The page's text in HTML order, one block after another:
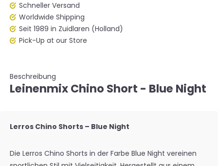
Schneller Versand
Worldwide Shipping
Seit 1989 in Zuidlaren (Holland)
Pick-Up at our Store
Beschreibung
Leinenmix Chino Short - Blue Night
Lerros Chino Shorts – Blue Night
Die Lerros Chino Shorts in der Farbe Blue Night vereinen